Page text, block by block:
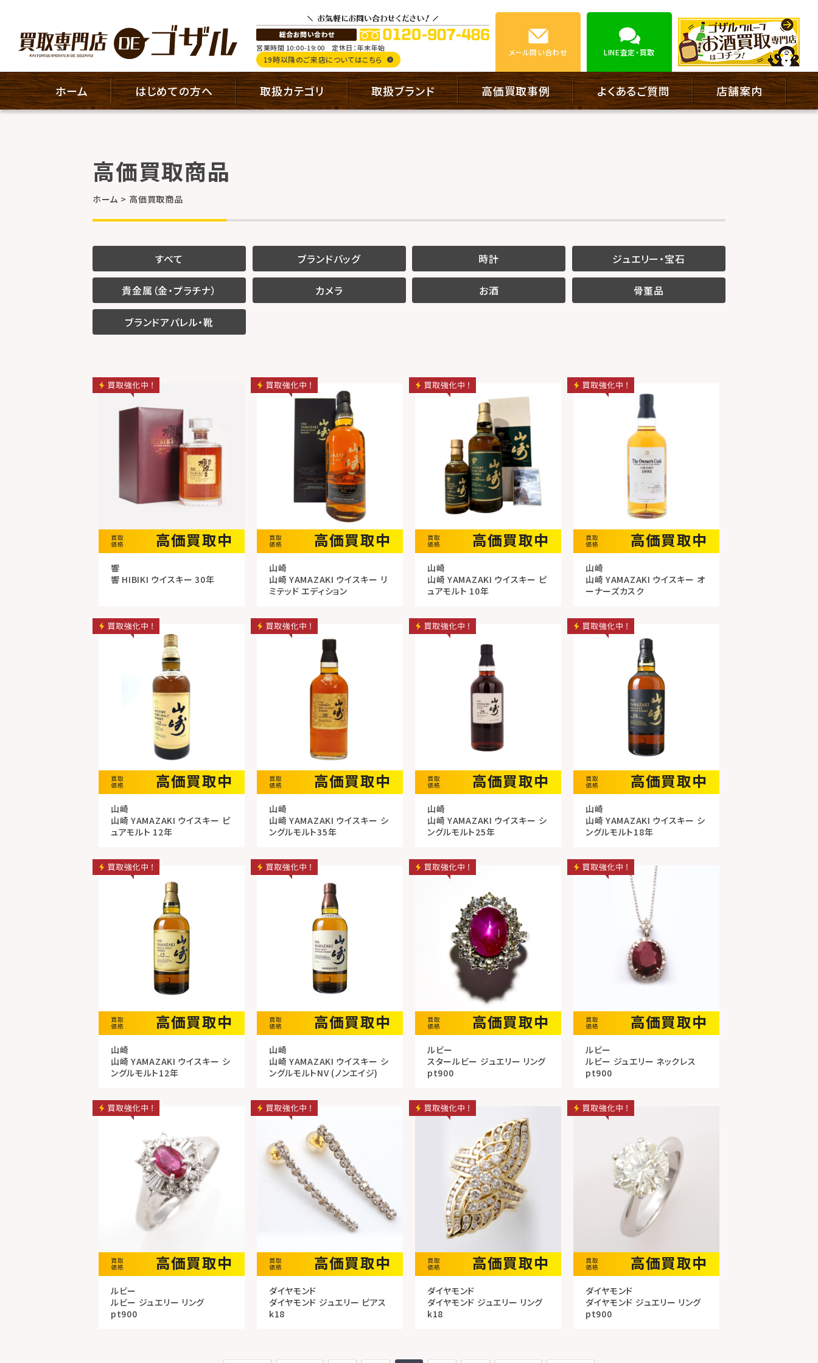
営業時間 10:00-19:00 定休日：年末年始
19時以降のご来店についてはこちら
メール問い合わせ LINE査定・買取
ホーム はじめての方へ 取扱カテゴリ 取扱ブランド 高価買取事例 よくあるご質問 店舗案内
高価買取商品
ホーム 高価買取商品
すべて ブランドバッグ 時計 ジュエリー・宝石
貴金属（金・プラチナ） カメラ お酒 骨董品
ブランドアパレル・靴
高価買取中
響
響 HIBIKI ウイスキー 30年
高価買取中
山崎
山崎 YAMAZAKI ウイスキー リ
ミテッド エディション
高価買取中
山崎
山崎 YAMAZAKI ウイスキー ピ
ュアモルト 10年
高価買取中
山崎
山崎 YAMAZAKI ウイスキー オ
ーナーズカスク
高価買取中
山崎
山崎 YAMAZAKI ウイスキー ピ
ュアモルト 12年
高価買取中
山崎
山崎 YAMAZAKI ウイスキー シ
ングルモルト35年
高価買取中
山崎
山崎 YAMAZAKI ウイスキー シ
ングルモルト25年
高価買取中
山崎
山崎 YAMAZAKI ウイスキー シ
ングルモルト18年
高価買取中
山崎
山崎 YAMAZAKI ウイスキー シ
ングルモルト12年
高価買取中
山崎
山崎 YAMAZAKI ウイスキー シ
ングルモルトNV (ノンエイジ)
高価買取中
ルビー
スタールビー ジュエリー リング
pt900
高価買取中
ルビー
ルビー ジュエリー ネックレス
pt900
高価買取中
ルビー
ルビー ジュエリー リング
pt900
高価買取中
ダイヤモンド
ダイヤモンド ジュエリー ピアス
k18
高価買取中
ダイヤモンド
ダイヤモンド ジュエリー リング
k18
高価買取中
ダイヤモンド
ダイヤモンド ジュエリー リング
pt900